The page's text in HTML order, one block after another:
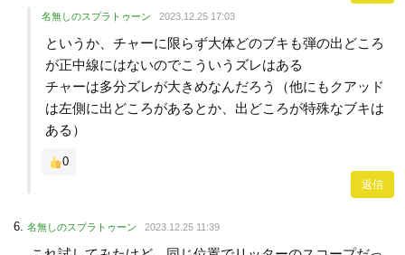
名無しのスプラトゥーン 2023.12.25 17:03
というか、チャーに限らず大体どのブキも弾の出どころ
が正中線にはないのでこういうズレはある
チャーは多分ズレが大きめなんだろう（他にもクアッド
は左側に出どころがあるとか、出どころが特殊なブキは
ある）
0
返信
名無しのスプラトゥーン 2023.12.25 11:39